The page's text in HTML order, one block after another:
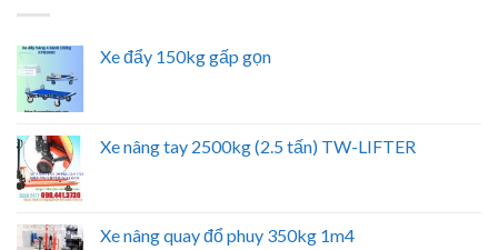
Xe đẩy 150kg gấp gọn
Xe nâng tay 2500kg (2.5 tấn) TW-LIFTER
Xe nâng quay đổ phuy 350kg 1m4